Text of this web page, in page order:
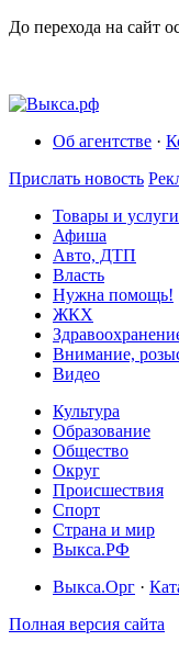
До перехода на сайт
Об агентстве ·
Прислать новость
Товары и услуги
Афиша
Авто, ДТП
Власть
Нужна помощь!
ЖКХ
Внимание,
Видео
Культура
Образование
Общество
Округ
Происшествия
Спорт
Страна и мир
Выкса.РФ
Выкса.Орг ·
Полная версия сайта